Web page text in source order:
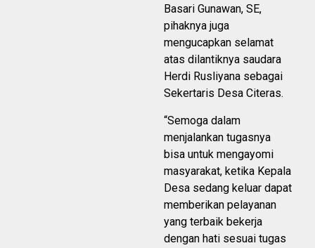
Basari Gunawan, SE,
pihaknya juga
mengucapkan selamat
atas dilantiknya saudara
Herdi Rusliyana sebagai
Sekertaris Desa Citeras.
“Semoga dalam
menjalankan tugasnya
bisa untuk mengayomi
masyarakat, ketika Kepala
Desa sedang keluar dapat
memberikan pelayanan
yang terbaik bekerja
dengan hati sesuai tugas